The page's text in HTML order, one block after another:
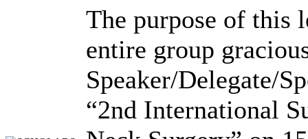
The purpose of this
entire group
Speaker/Delegate/
“2nd International